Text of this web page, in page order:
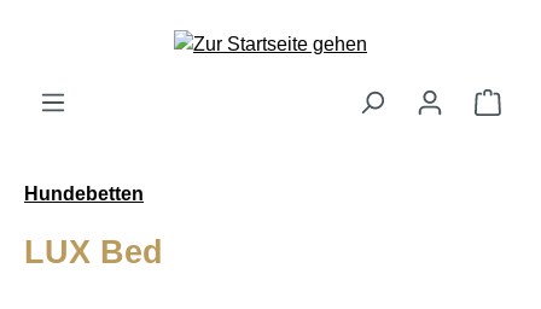
Hundebetten
LUX Bed